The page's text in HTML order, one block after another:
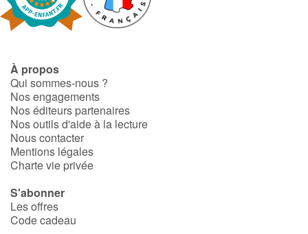
Fable, mythe, littérature et poésie
Ogres, monstres et sorcières
Héroïnes et héros
Écologie, nature, saisons
Les animaux
Voyage, épopée, enquête, aventure
À propos
Qui sommes-nous ?
Nos engagements
Nos éditeurs partenaires
Nos outils d'aide à la lecture
Nous contacter
Mentions légales
Charte vie privée
S'abonner
Les offres
Code cadeau